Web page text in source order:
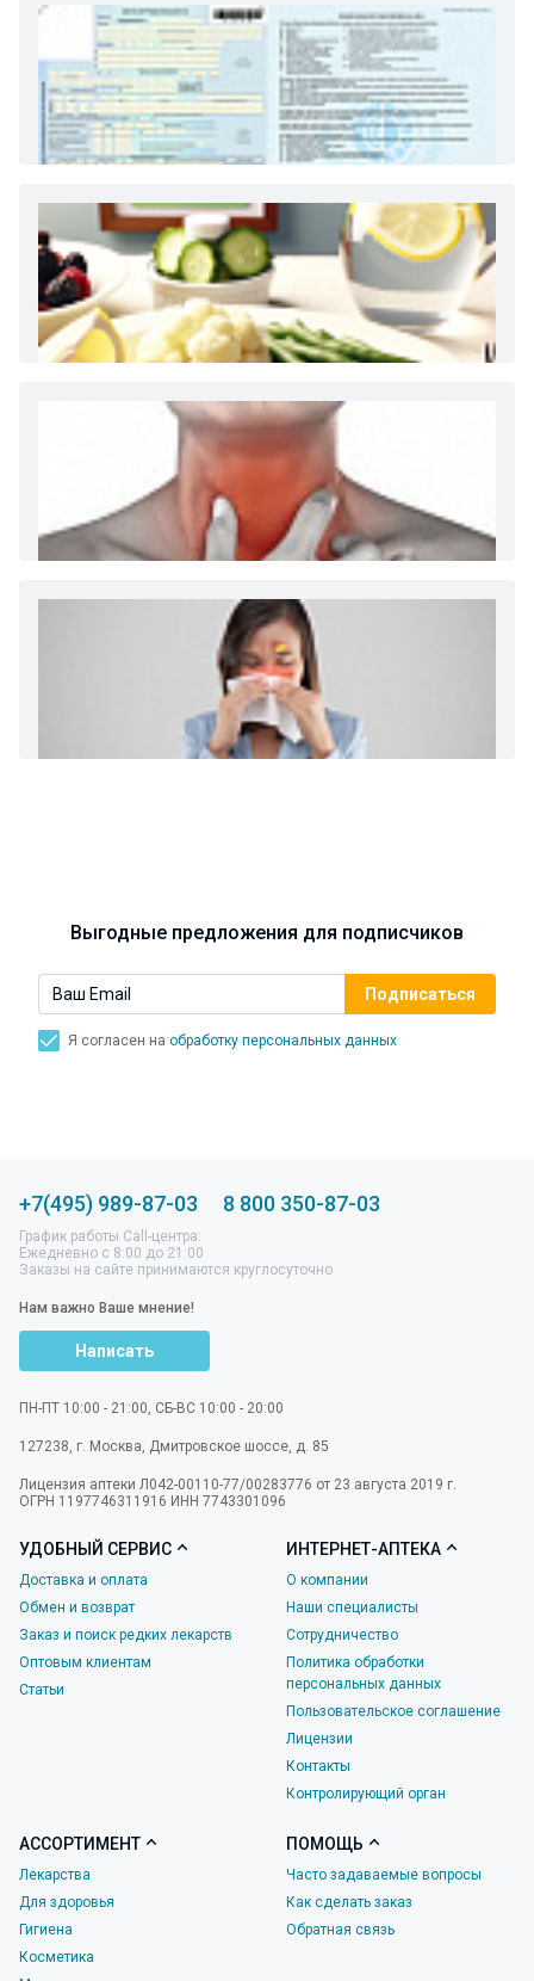
Как и сколько денег можно получить по
Диета 7 стол при заболеваниях почек (острый и
Ларингит: все о ларингите и его лечении. Как
спасти свой голос.
Выгодные предложения для подписчиков
Я согласен на обработку персональных данных
+7(495) 989-87-03 8 800 350-87-03
График работы Call-центра:
Ежедневно с 8:00 до 21:00
Заказы на сайте принимаются круглосуточно
Нам важно Ваше мнение!
Написать
ПН-ПТ 10:00 - 21:00, СБ-ВС 10:00 - 20:00
127238 г. Москва Дмитровское шоссе, д. 85
Лицензия аптеки Л042-00110-77/00283776 от 23 августа 2019 г.
ОГРН 1197746311916 ИНН 7743301096
УДОБНЫЙ СЕРВИС
Доставка и оплата
Обмен и возврат
Заказ и поиск редких лекарств
Оптовым клиентам
Статьи
ИНТЕРНЕТ-АПТЕКА
О компании
Наши специалисты
Сотрудничество
Политика обработки
персональных данных
Пользовательское соглашение
Лицензии
Контакты
Контролирующий орган
АССОРТИМЕНТ
Лекарства
Для здоровья
Гигиена
Косметика
ПОМОЩЬ
Часто задаваемые вопросы
Как сделать заказ
Обратная связь